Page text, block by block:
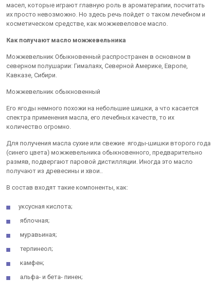
масел, которые играют главную роль в ароматерапии, посчитать
их просто невозможно. Но здесь речь пойдет о таком лечебном и
косметическом средстве, как можжевеловое масло.
Как получают масло можжевельника
Можжевельник Обыкновенный распространен в основном в
северном полушарии: Гималаях, Северной Америке, Европе,
Кавказе, Сибири.
Можжевельник обыкновенный
Его ягоды немного похожи на небольшие шишки, а что касается
спектра применения масла, его лечебных качеств, то их
количество огромно.
Для получения масла сухие или свежие ягоды-шишки второго года
(синего цвета) можжевельника обыкновенного, предварительно
размяв, подвергают паровой дистилляции. Иногда это масло
получают из древесины и хвои..
В состав входят такие компоненты, как:
уксусная кислота;
яблочная;
муравьиная;
терпинеол;
камфен;
альфа- и бета- пинен;